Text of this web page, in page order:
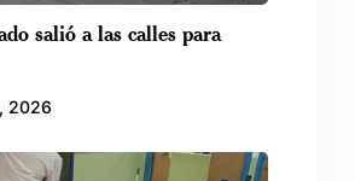
salió a las calles para
2026